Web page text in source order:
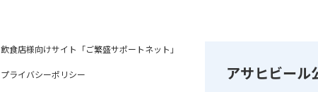
飲食店様向けサイト「ご繁盛サポートネット」
プライバシーポリシー アサヒビール